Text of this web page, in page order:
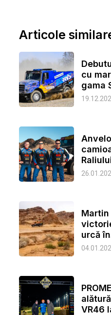
Articole
cu
gama
Martin
urcă
VR46